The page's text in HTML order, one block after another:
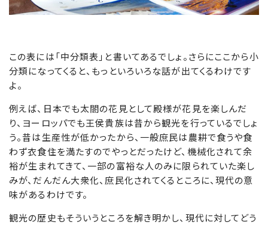
この表には「中分類表」と書いてあるでしょ。さらにここから小
分類になってくると、もっといろいろな話が出てくるわけです
よ。
例えば、日本でも太閤の花見として殿様が花見を楽しんだ
り、ヨーロッパでも王侯貴族は昔から観光を行っているでしょ
う。昔は生産性が低かったから、一般庶民は農耕で食うや食
わず衣食住を満たすのでやっとだったけど、機械化されて余
裕が生まれてきて、一部の富裕な人のみに限られていた楽し
みが、だんだん大衆化、庶民化されてくるところに、現代の意
味があるわけです。
観光の歴史もそういうところを解き明かし、現代に対してどう